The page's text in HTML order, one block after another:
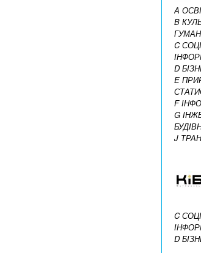
A
B
C
D
E
F
G
J
C
D